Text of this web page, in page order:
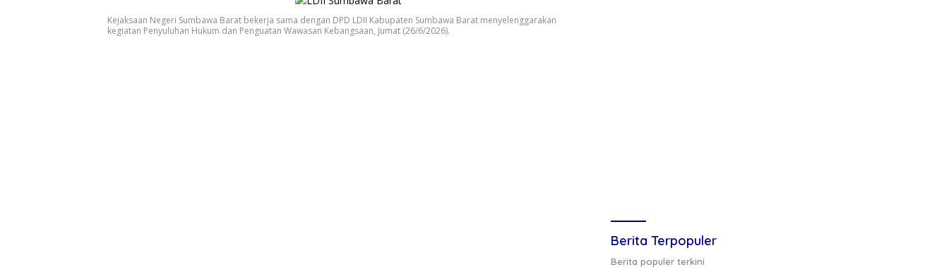
Kejaksaan Negeri Sumbawa Barat bekerja sama dengan DPD LDII Kabupaten Sumbawa Barat menyelenggarakan
kegiatan Penyuluhan Hukum dan Penguatan Wawasan Kebangsaan, Jumat (26/6/2026).
Berita Terpopuler
Berita populer terkini